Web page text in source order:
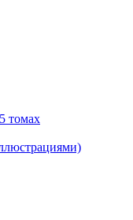
томах